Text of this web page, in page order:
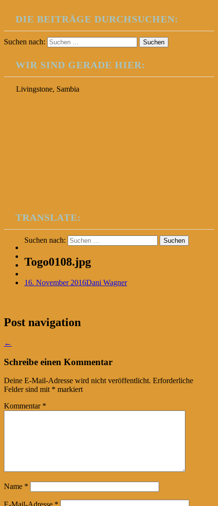
DIE BEITRÄGE DURCHSUCHEN:
Suchen nach:
WIR SIND GERADE HIER:
Livingstone, Sambia
TRANSLATE:
Suchen nach:
Togo0108.jpg
16. November 2016Dani Wagner
Post navigation
←
Schreibe einen Kommentar
Deine E-Mail-Adresse wird nicht veröffentlicht. Erforderliche
Felder sind mit * markiert
Kommentar *
Name *